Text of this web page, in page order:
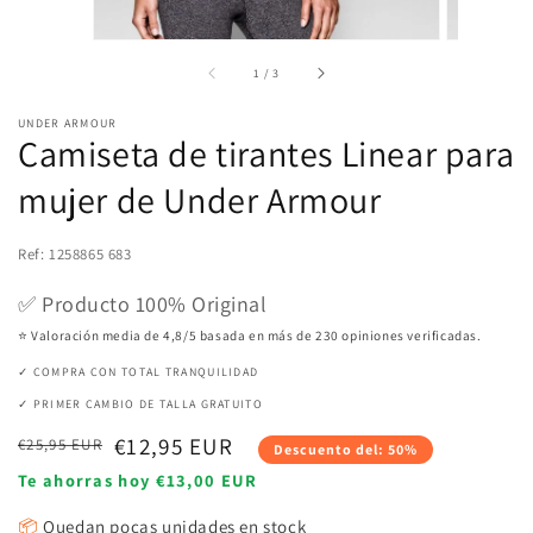
1 /de
3
UNDER ARMOUR
Camiseta de tirantes Linear para
mujer de Under Armour
Ref: 1258865 683
✅ Producto 100% Original
⭐ Valoración media de 4,8/5 basada en más de 230 opiniones verificadas.
✓ COMPRA CON TOTAL TRANQUILIDAD
✓ PRIMER CAMBIO DE TALLA GRATUITO
Precio
habitual
€25,95 EUR
Precio
de
€12,95 EUR
Te ahorras hoy €13,00 EUR
Descuento del: 50%
📦 Quedan pocas unidades en stock